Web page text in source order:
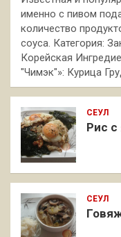
именно с пивом
количество
соуса. Категория:
Корейская
"Чимэк"»: Курица
СЕУЛ
Рис с
СЕУЛ